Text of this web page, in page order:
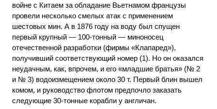
войне с Китаем за обладание Вьетнамом французы
провели несколько смелых атак с применением
шестовых мин. А в 1876 году на воду был спущен
первый крупный — 100-тонный — миноносец
отечественной разработки (фирмы «Клапаред»),
получивший соответствующий номер (1). Но он оказался
неудачным, как, впрочем, и его «младшие братья» (№ 2
и № 3) водоизмещением около 30 т. Первый блин вышел
комом, и руководство флотом предпочло заказать
следующие 30-тонные корабли у англичан.